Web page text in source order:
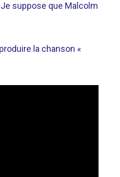
suppose que Malcolm
la chanson «